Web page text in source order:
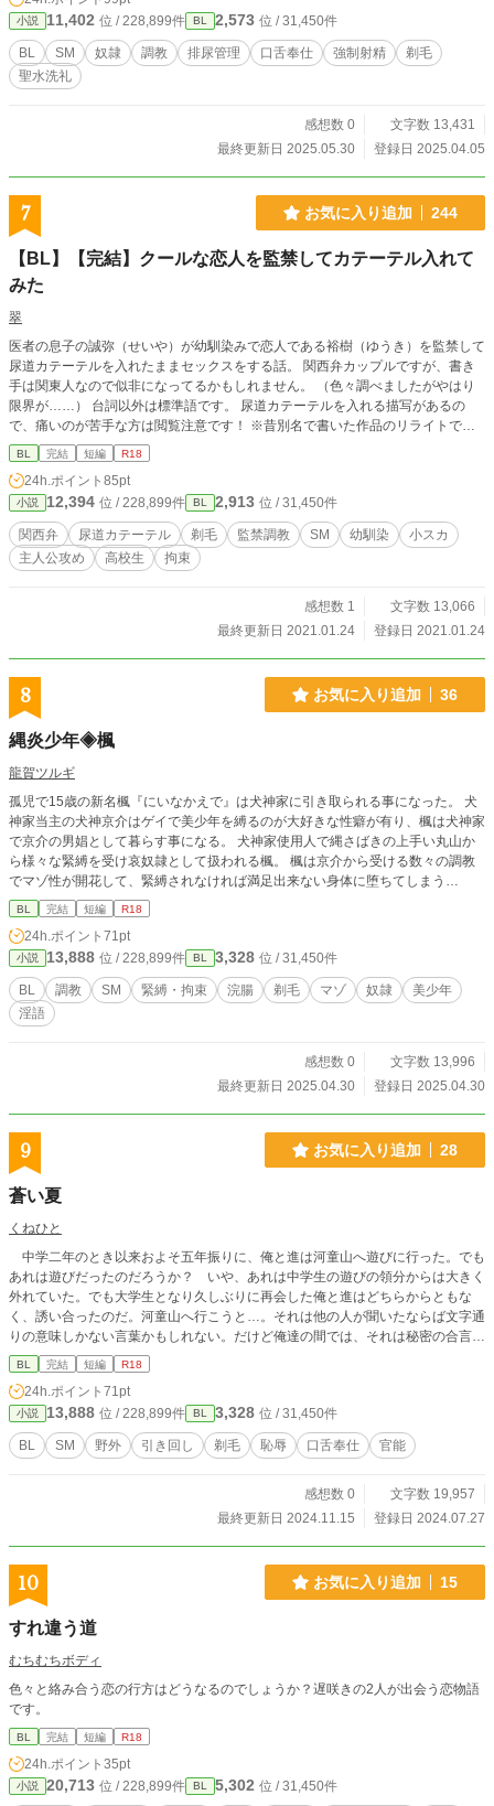
小説 11,402 位 / 228,899件 BL 2,573 位 / 31,450件
BL SM 奴隷 調教 排尿管理 口舌奉仕 強制射精
剃毛
聖水洗礼
感想数 0
文字数 13,431
最終更新日 2025.05.30
登録日 2025.04.05
7 お気に入り追加 244
【BL】【完結】クールな恋人を監禁してカテーテル入れて
みた
翠
医者の息子の誠弥（せいや）が幼馴染みで恋人である裕樹（ゆうき）を監禁して
尿道カテーテルを入れたままセックスをする話。 関西弁カップルですが、書き
手は関東人なので似非になってるかもしれません。 （色々調べましたがやはり
限界が……） 台詞以外は標準語です。 尿道カテーテルを入れる描写があるの
で、痛いのが苦手な方は閲覧注意です！ ※昔別名で書いた作品のリライトで、
加筆修正済みです。 エロシーンサンプル用にリライトしたので、二人の関係性
はこの作品では一切記載がありません。 2016年ムーンライトノベルズにアップ
した物の移植です。 ※別名でPixivに二次創作もアップしていますが、もし見付
けても他の方の目につく場所（感想欄とかコメント欄とか）で触れないで下さ
い。
BL 完結 短編 R18
24h.ポイント 85pt
小説 12,394 位 / 228,899件 BL 2,913 位 / 31,450件
関西弁 尿道カテーテル 剃毛 監禁調教 SM 幼馴染
小スカ
主人公攻め
高校生 拘束
感想数 1
文字数 13,066
最終更新日 2021.01.24
登録日 2021.01.24
8 お気に入り追加 36
縄炎少年◈楓
龍賀ツルギ
孤児で15歳の新名楓『にいなかえで』は犬神家に引き取られる事になった。 犬
神家当主の犬神京介はゲイで美少年を縛るのが大好きな性癖が有り、楓は犬神家
で京介の男娼として暮らす事になる。 犬神家使用人で縄さばきの上手い丸山か
ら様々な緊縛を受け哀奴隷として扱われる楓。 楓は京介から受ける数々の調教
でマゾ性が開花して、緊縛されなければ満足出来ない身体に堕ちてしまう…
BL 完結 短編 R18
24h.ポイント 71pt
小説 13,888 位 / 228,899件 BL 3,328 位 / 31,450件
BL 調教 SM 緊縛・拘束 浣腸 剃毛 マゾ 奴隷
美少年
淫語
感想数 0
文字数 13,996
最終更新日 2025.04.30
登録日 2025.04.30
9 お気に入り追加 28
蒼い夏
くねひと
中学二年のとき以来およそ五年振りに、俺と進は河童山へ遊びに行った。でも
あれは遊びだったのだろうか？ いや、あれは中学生の遊びの領分からは大きく
外れていた。でも大学生となり久しぶりに再会した俺と進はどちらからともな
く、誘い合ったのだ。河童山へ行こうと…。それは他の人が聞いたならば文字通
りの意味しかない言葉かもしれない。だけど俺達の間では、それは秘密の合言葉
だった……。
BL 完結 短編 R18
24h.ポイント 71pt
小説 13,888 位 / 228,899件 BL 3,328 位 / 31,450件
BL SM 野外 引き回し 剃毛 恥辱 口舌奉仕 官能
感想数 0
文字数 19,957
最終更新日 2024.11.15
登録日 2024.07.27
10 お気に入り追加 15
すれ違う道
むちむちボディ
色々と絡み合う恋の行方はどうなるのでしょうか？遅咲きの2人が出会う恋物語
です。
BL 完結 短編 R18
24h.ポイント 35pt
小説 20,713 位 / 228,899件 BL 5,302 位 / 31,450件